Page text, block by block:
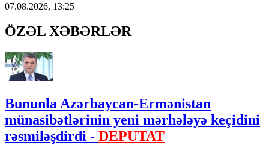
07.08.2026, 13:25
ÖZƏL XƏBƏRLƏR
Bununla Azərbaycan-Ermənistan
münasibətlərinin yeni mərhələyə keçidini
rəsmiləşdirdi - DEPUTAT